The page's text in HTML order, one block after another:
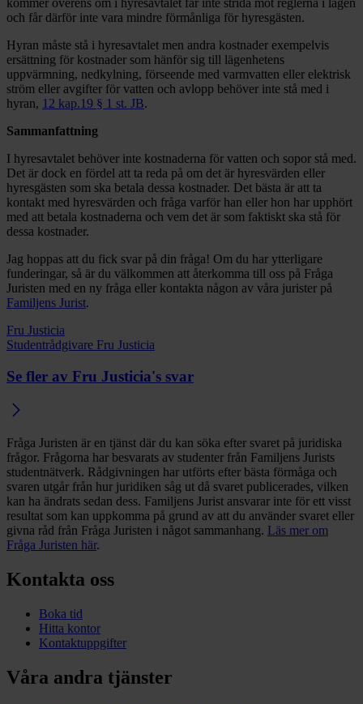
kommer överens om i hyresavtalet får inte strida mot reglerna i lagen
och får därför inte vara mindre förmånliga för hyresgästen.
Hyran måste stå i hyresavtalet men andra kostnader exempelvis
ersättning för kostnader som hänför sig till lägenhetens
uppvärmning, nedkylning, förseende med varmvatten eller elektrisk
ström eller avgifter för vatten och avlopp behöver inte stå med i
hyran, 12 kap.19 § 1 st. JB.
Sammanfattning
I hyresavtalet behöver inte kostnaderna för vatten och sopor stå med.
Det är dock en fördel att ta reda på om det är hyresvärden eller
hyresgästen som ska betala dessa kostnader. Det bästa är att ta
kontakt med hyresvärden och fråga varför han eller hon har upphört
med att betala kostnaderna och vem det är som faktiskt ska stå för
dessa kostnader.
Jag hoppas att du fick svar på din fråga! Om du har ytterligare
funderingar, så är du välkommen att återkomma till oss på Fråga
Juristen med en ny fråga eller kontakta någon av våra jurister på
Familjens Jurist.
Fru Justicia
Studentrådgivare Fru Justicia
Se fler av Fru Justicia's svar
Fråga Juristen är en tjänst där du kan söka efter svaret på juridiska
frågor. Frågorna har besvarats av studenter från Familjens Jurists
studentnätverk. Rådgivningen har utförts efter bästa förmåga och
svaren utgår från hur juridiken såg ut då svaret publicerades, vilken
kan ha ändrats sedan dess. Familjens Jurist ansvarar inte för ett visst
resultat som kan uppkomma på grund av att du använder svaret eller
givna råd från Fråga Juristen i något sammanhang. Läs mer om
Fråga Juristen här.
Kontakta oss
Boka tid
Hitta kontor
Kontaktuppgifter
Våra andra tjänster